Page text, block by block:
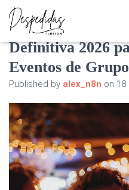
Bolera en
Definitiva 2026
Eventos de Grupo
Published by alex_n8n on 18